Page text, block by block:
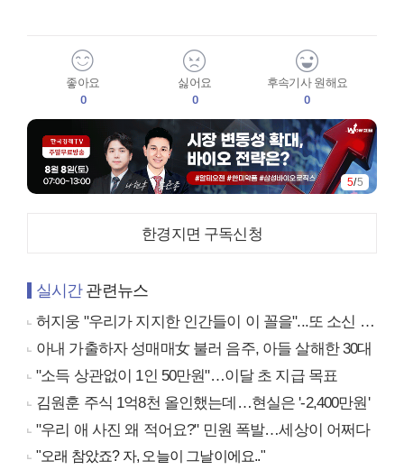
좋아요
0
싫어요
0
후속기사 원해요
0
5/5
한경지면 구독신청
실시간관련뉴스
허지웅 "우리가 지지한 인간들이 이 꼴을"...또 소신 발언
아내 가출하자 성매매女 불러 음주, 아들 살해한 30대
"소득 상관없이 1인 50만원"…이달 초 지급 목표
김원훈 주식 1억8천 올인했는데…현실은 '-2,400만원'
"우리 애 사진 왜 적어요?" 민원 폭발…세상이 어쩌다
"오래 참았죠? 자, 오늘이 그날이에요.."